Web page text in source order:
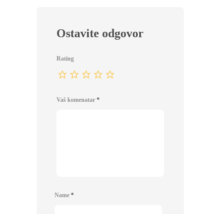
Ostavite odgovor
Rating
Vaš komenatar *
Name *